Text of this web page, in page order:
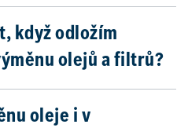
když odložím
olejů a filtrů?
oleje i v